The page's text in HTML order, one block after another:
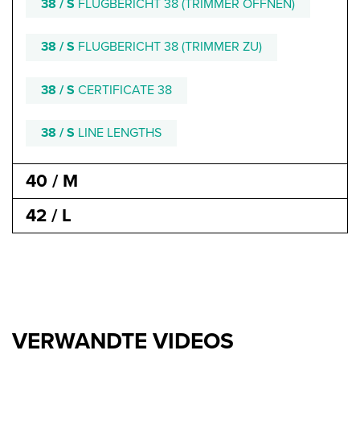
38 / S FLUGBERICHT 38 (TRIMMER OFFNEN)
38 / S FLUGBERICHT 38 (TRIMMER ZU)
38 / S CERTIFICATE 38
38 / S LINE LENGTHS
40 / M
42 / L
VERWANDTE VIDEOS